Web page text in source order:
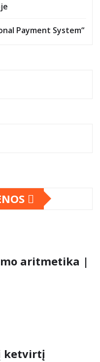
Payment System“
aritmetika |
ketvirtį